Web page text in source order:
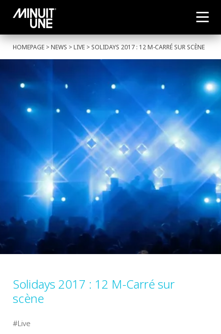
HOMEPAGE >NEWS >LIVE > SOLIDAYS 2017 : 12 M-CARRÉ SUR SCÈNE
Solidays 2017 : 12 M-Carré sur
scène
Live